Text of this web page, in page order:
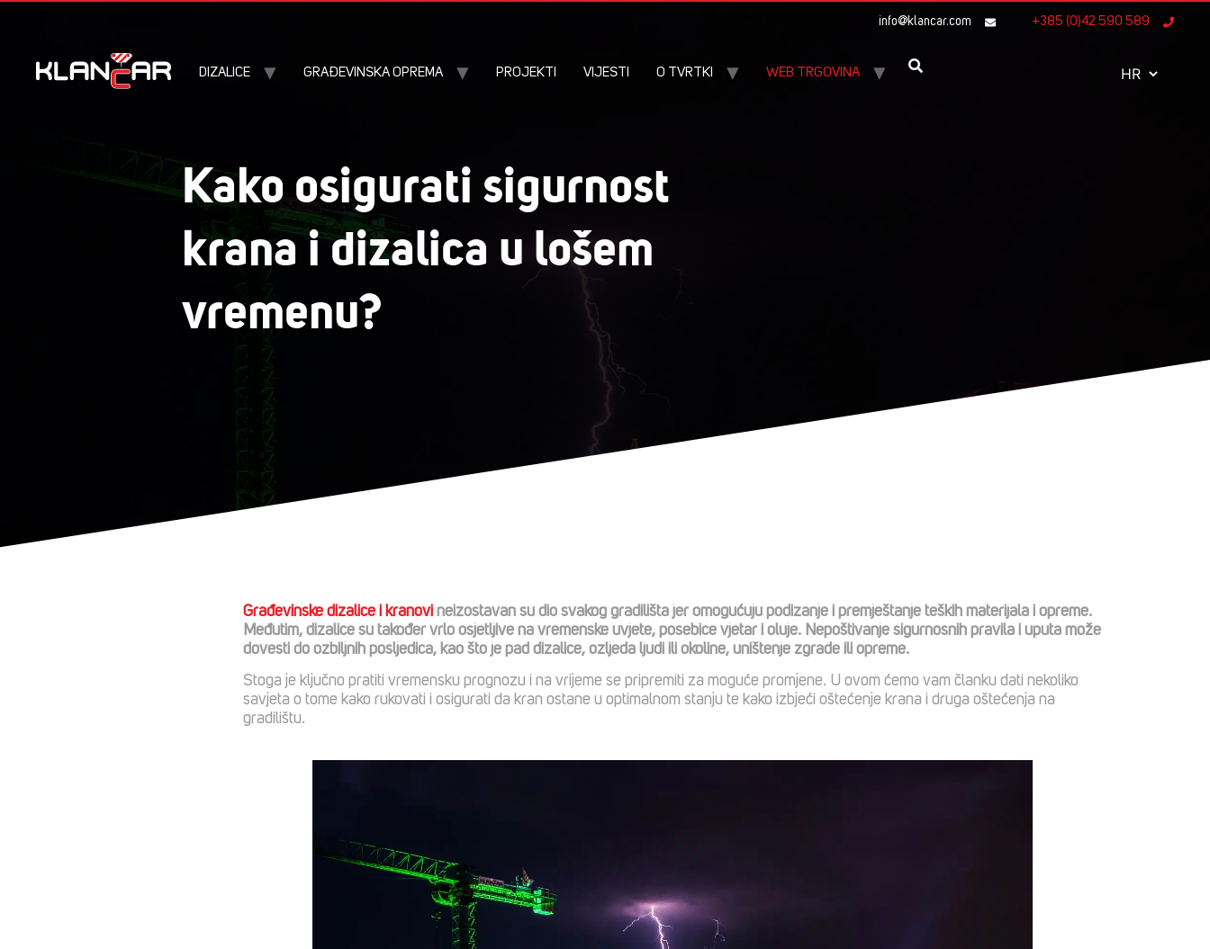
info@klancar.com +385 (0)42 590 589
DIZALICE GRAĐEVINSKA OPREMA PROJEKTI VIJESTI O TVRTKI WEB TRGOVINA
Kako osigurati sigurnost
krana i dizalica u lošem
vremenu?
Građevinske dizalice i kranovi neizostavan su dio svakog gradilišta jer omogućuju podizanje i premještanje teških materijala i opreme.
Međutim, dizalice su također vrlo osjetljive na vremenske uvjete, posebice vjetar i oluje. Nepoštivanje sigurnosnih pravila i uputa može
dovesti do ozbiljnih posljedica, kao što je pad dizalice, ozljeda ljudi ili okoline, uništenje zgrade ili opreme.
Stoga je ključno pratiti vremensku prognozu i na vrijeme se pripremiti za moguće promjene. U ovom ćemo vam članku dati nekoliko
savjeta o tome kako rukovati i osigurati da kran ostane u optimalnom stanju te kako izbjeći oštećenje krana i druga oštećenja na
gradilištu.